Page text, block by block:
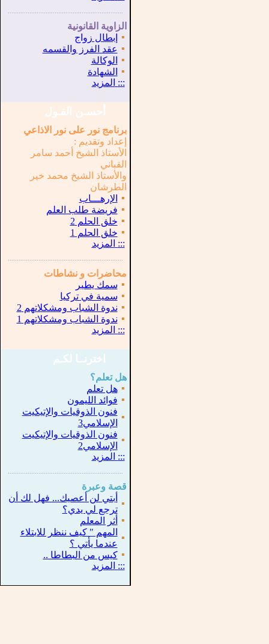
الزاوية القانونية
▪
إبطال زواج
▪ عقد الفرز والقسمه
▪
الوكالة
▪
الشهادة
::: المزيد
أحسـن القـول
برنامج نور على نور الاذاعي
إعداد وتقديم :
الأستاذ الشيخ أحمد سامر
القباني
والأستاذ الشيخ محمد خير
الطرشان
▪
الإرهـــاب
▪ فريضة طلب العلم
▪ خلق الحلم 2
▪ خلق الحلم 1
::: المزيد
محاضرات و نشاطات
▪ سمك يطير
▪ سمية في تركيا
▪ ندوة الشباب ومشكلاتهم 2
▪ ندوة الشباب ومشكلاتهم 1
::: المزيد
اخترنــا لكـم
هل تعلم؟
▪ هل تعلم
▪ فوائد الليمون
▪
فنون الذوقيات والإتيكيت
الإسلامي3
▪
فنون الذوقيات والإتيكيت
الإسلامي2
::: المزيد
قصة وعبرة
▪
أبتي لن أعصيك... فهل لك أن
ترجع لي يدي؟
▪ أثر المعلم
▪
المهم " كيف ننظر للابتلاء
عندما يأتي ؟
▪ كيس من البطاطا ..
::: المزيد